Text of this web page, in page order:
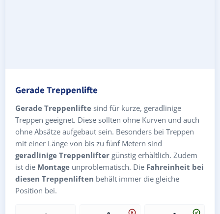
Gerade Treppenlifte
Gerade Treppenlifte sind für kurze, geradlinige
Treppen geeignet. Diese sollten ohne Kurven und auch
ohne Absätze aufgebaut sein. Besonders bei Treppen
mit einer Länge von bis zu fünf Metern sind
geradlinige Treppenlifter günstig erhältlich. Zudem
ist die Montage unproblematisch. Die Fahreinheit bei
diesen Treppenliften behält immer die gleiche
Position bei.